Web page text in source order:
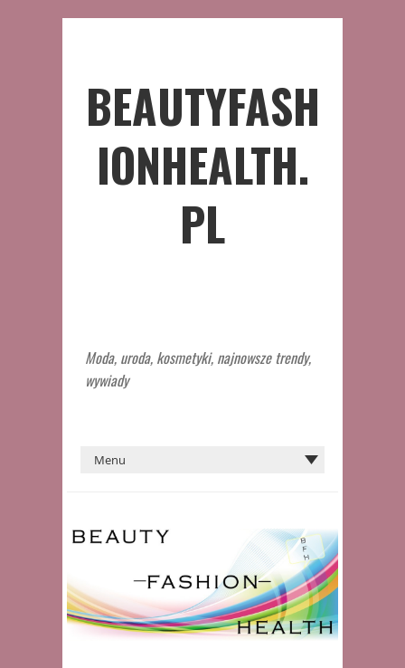
BEAUTYFASH
IONHEALTH.
PL
Moda, uroda, kosmetyki, najnowsze trendy,
wywiady